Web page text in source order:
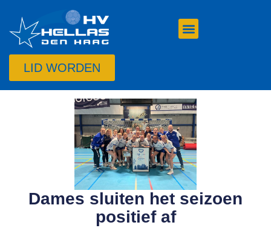
LID WORDEN
Dames sluiten het seizoen
positief af